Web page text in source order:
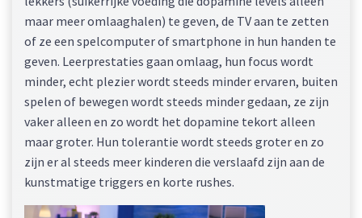
maar meer omlaaghalen) te geven, de TV aan te zetten
of ze een spelcomputer of smartphone in hun handen te
geven. Leerprestaties gaan omlaag, hun focus wordt
minder, echt plezier wordt steeds minder ervaren, buiten
spelen of bewegen wordt steeds minder gedaan, ze zijn
vaker alleen en zo wordt het dopamine tekort alleen
maar groter. Hun tolerantie wordt steeds groter en zo
zijn er al steeds meer kinderen die verslaafd zijn aan de
kunstmatige triggers en korte rushes.